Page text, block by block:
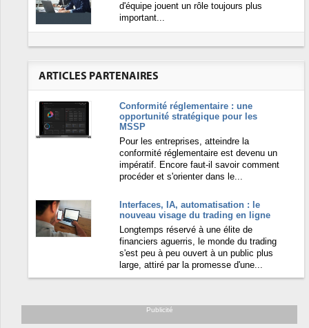
d'équipe jouent un rôle toujours plus
important...
ARTICLES PARTENAIRES
Conformité réglementaire : une
opportunité stratégique pour les
MSSP
Pour les entreprises, atteindre la
conformité réglementaire est devenu un
impératif. Encore faut-il savoir comment
procéder et s'orienter dans le...
Interfaces, IA, automatisation : le
nouveau visage du trading en ligne
Longtemps réservé à une élite de
financiers aguerris, le monde du trading
s'est peu à peu ouvert à un public plus
large, attiré par la promesse d'une...
Publicité